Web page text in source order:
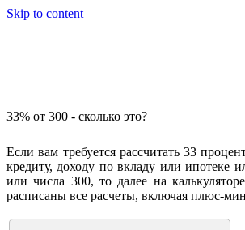
Skip to content
33% от 300 - сколько это?
Если вам требуется рассчитать 33
кредиту, доходу по вкладу или ипотеке
или числа 300, то далее на
расписаны все расчеты, включая плюс-